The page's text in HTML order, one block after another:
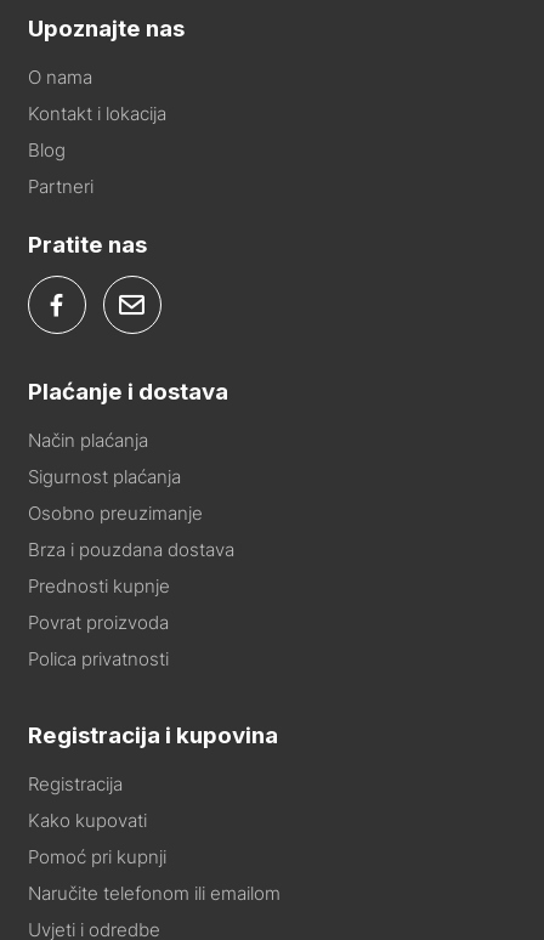
Upoznajte nas
O nama
Kontakt i lokacija
Blog
Partneri
Pratite nas
Plaćanje i dostava
Način plaćanja
Sigurnost plaćanja
Osobno preuzimanje
Brza i pouzdana dostava
Prednosti kupnje
Povrat proizvoda
Polica privatnosti
Registracija i kupovina
Registracija
Kako kupovati
Pomoć pri kupnji
Naručite telefonom ili emailom
Uvjeti i odredbe